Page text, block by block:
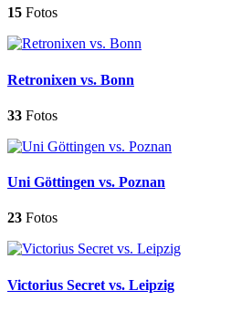
15 Fotos
Retronixen vs. Bonn
33 Fotos
Uni Göttingen vs. Poznan
23 Fotos
Victorius Secret vs. Leipzig